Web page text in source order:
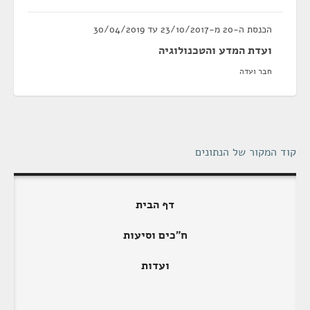
הכנסת ה-20 מ-23/10/2017 עד 30/04/2019
ועדת המדע והטכנולוגיה
חבר ועדה
קוד המקור של הנתונים
דף הבית
ח"כים וסיעות
ועדות